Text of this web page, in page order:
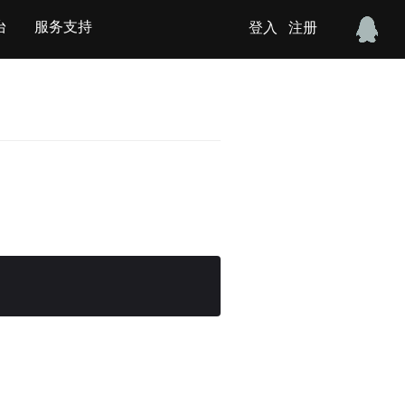
服务支持 登入 注册